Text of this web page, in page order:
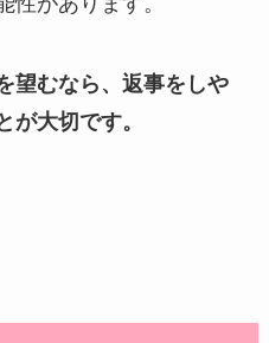
望むなら、返事をしや
が大切です。